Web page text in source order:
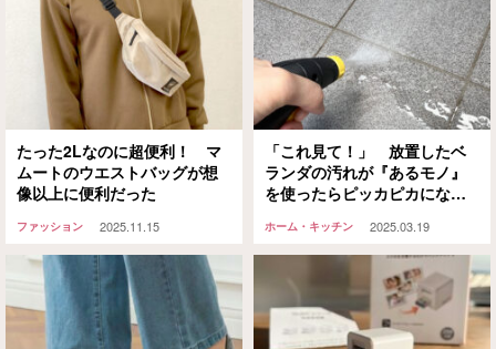
たった2Lなのに超便利！ マ
ムートのウエストバッグが想
像以上に便利だった
ファッション 2025.11.15
「これ見て！」 放置したベ
ランダの汚れが『あるモノ』
を使ったらピッカピカになっ
ホーム・キッチン 2025.03.19